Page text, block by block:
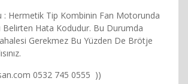
: Hermetik Tip Kombinin Fan Motorunda
Belirten Hata Kodudur. Bu Durumda
Gerekmez Bu Yüzden De Brötje
0532 745 0555 ))